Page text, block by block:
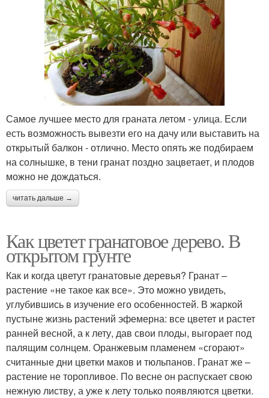
Самое лучшее место для граната летом - улица. Если
есть возможность вывезти его на дачу или выставить на
открытый балкон - отлично. Место опять же подбираем
на солнышке, в тени гранат поздно зацветает, и плодов
можно не дождаться.
читать дальше →
Как цветет гранатовое дерево. В
открытом грунте
Как и когда цветут гранатовые деревья? Гранат –
растение «не такое как все». Это можно увидеть,
углубившись в изучение его особенностей. В жаркой
пустыне жизнь растений эфемерна: все цветет и растет
ранней весной, а к лету, дав свои плоды, выгорает под
палящим солнцем. Оранжевым пламенем «сгорают»
считанные дни цветки маков и тюльпанов. Гранат же –
растение не торопливое. По весне он распускает свою
нежную листву, а уже к лету только появляются цветки.